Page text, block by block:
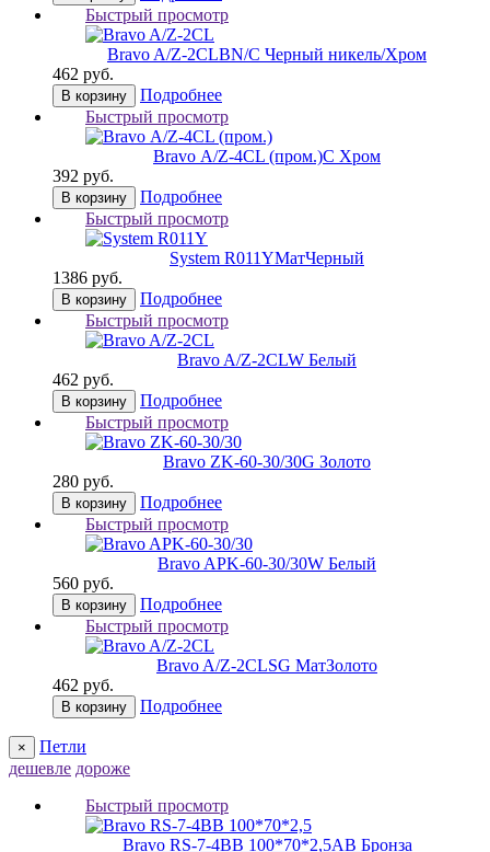
Быстрый просмотр
Bravo A/Z-2CLBN/C Черный никель/Хром
462 руб.
В корзину
Подробнее
Быстрый просмотр
Bravo А/Z-4CL (пром.)C Хром
392 руб.
В корзину
Подробнее
Быстрый просмотр
System R011YМатЧерный
1386 руб.
В корзину
Подробнее
Быстрый просмотр
Bravo A/Z-2CLW Белый
462 руб.
В корзину
Подробнее
Быстрый просмотр
Bravo ZK-60-30/30G Золото
280 руб.
В корзину
Подробнее
Быстрый просмотр
Bravo AРK-60-30/30W Белый
560 руб.
В корзину
Подробнее
Быстрый просмотр
Bravo A/Z-2CLSG МатЗолото
462 руб.
В корзину Подробнее
×
Петли
дешевле дороже
Быстрый просмотр
Bravo RS-7-4BB 100*70*2,5AB Бронза